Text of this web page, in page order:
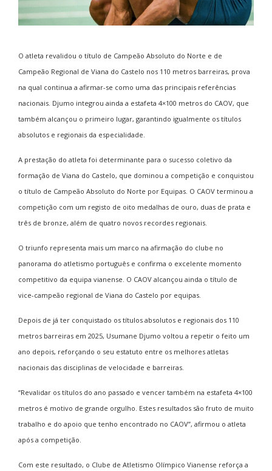
O atleta revalidou o título de Campeão Absoluto do Norte e de
Campeão Regional de Viana do Castelo nos 110 metros barreiras, prova
na qual continua a afirmar-se como uma das principais referências
nacionais. Djumo integrou ainda a estafeta 4×100 metros do CAOV, que
também alcançou o primeiro lugar, garantindo igualmente os títulos
absolutos e regionais da especialidade.
A prestação do atleta foi determinante para o sucesso coletivo da
formação de Viana do Castelo, que dominou a competição e conquistou
o título de Campeão Absoluto do Norte por Equipas. O CAOV terminou a
competição com um registo de oito medalhas de ouro, duas de prata e
três de bronze, além de quatro novos recordes regionais.
O triunfo representa mais um marco na afirmação do clube no
panorama do atletismo português e confirma o excelente momento
competitivo da equipa vianense. O CAOV alcançou ainda o título de
vice-campeão regional de Viana do Castelo por equipas.
Depois de já ter conquistado os títulos absolutos e regionais dos 110
metros barreiras em 2025, Usumane Djumo voltou a repetir o feito um
ano depois, reforçando o seu estatuto entre os melhores atletas
nacionais das disciplinas de velocidade e barreiras.
“Revalidar os títulos do ano passado e vencer também na estafeta 4×100
metros é motivo de grande orgulho. Estes resultados são fruto de muito
trabalho e do apoio que tenho encontrado no CAOV”, afirmou o atleta
após a competição.
Com este resultado, o Clube de Atletismo Olímpico Vianense reforça a